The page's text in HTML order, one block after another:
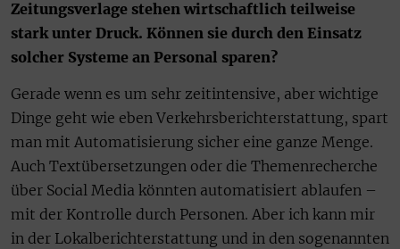
Zeitungsverlage stehen wirtschaftlich teilweise
stark unter Druck. Können sie durch den Einsatz
solcher Systeme an Personal sparen?
Gerade wenn es um sehr zeitintensive, aber wichtige
Dinge geht wie eben Verkehrsberichterstattung, spart
man mit Automatisierung sicher eine ganze Menge.
Auch Textübersetzungen oder die Themenrecherche
über Social Media könnten automatisiert ablaufen –
mit der Kontrolle durch Personen. Aber ich kann mir
in der Lokalberichterstattung und in den sogenannten